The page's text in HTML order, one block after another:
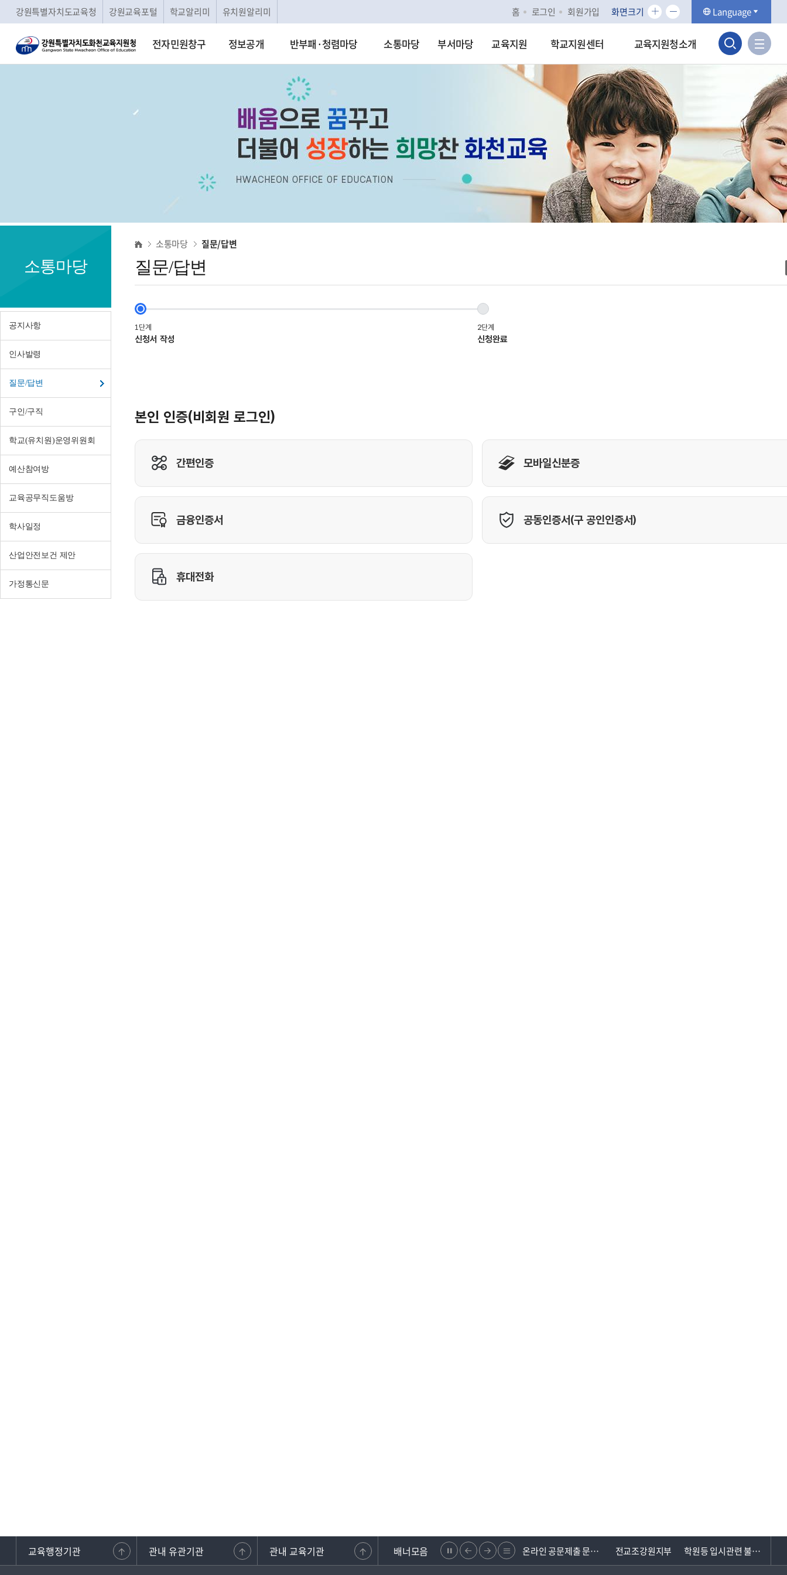
강원특별자치도교육청 강원교육포털 학교알리미 유치원알리미 홈 로그인 회원가입 화면크기
화
면
크
기
확
대
화
면
크
축
Language
전자민원창구 정보공개 반부패·청렴마당 소통마당 부서마당 교육지원 학교지원센터 교육지원청소개
검
색
역
열
기
사
이
맵
바
로
가
기
소통마당
공지사항
인사발령
질문/답변
구인/구직
학교(유치원)운영위원회
예산참여방
교육공무직도움방
학사일정
산업안전보건 제안
가정통신문
질
문/
답
변
소통마당 질문/답변
질문/답변
교육행정기관 관내 유관기관 관내 교육기관 배너모음
정
지
이
전
다
음
리
스
강원교사노동조합 강원도교원단체총연합회 학교안전지원시스템 강원교육청지부 에듀넷 온라인 공문제출 문서24 전교조강원지부 직장 내 장애인 인식개선 교육